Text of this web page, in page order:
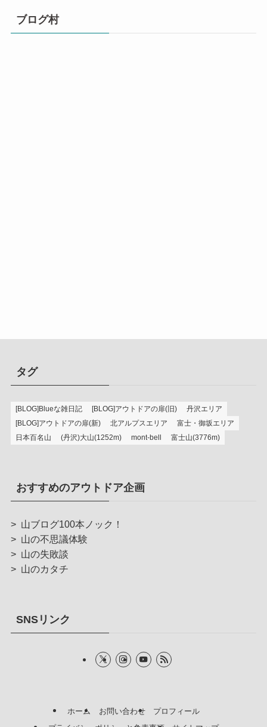
ブログ村
タグ
[BLOG]Blueな雑日記 [BLOG]アウトドアの扉(旧)
丹沢エリア
[BLOG]アウトドアの扉(新)
北アルプスエリア
富士・御坂エリア
日本百名山
(丹沢)大山(1252m) mont-bell 富士山(3776m)
おすすめのアウトドア企画
> 山ブログ100本ノック！
> 山の不思議体験
> 山の失敗談
> 山のカタチ
SNSリンク
ホーム お問い合わせ
プロフィール